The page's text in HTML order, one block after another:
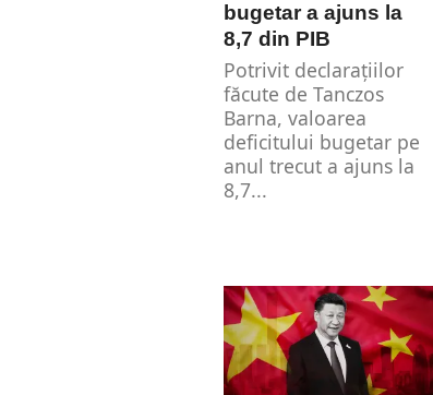
bugetar a ajuns la
8,7 din PIB
Potrivit declarațiilor
făcute de Tanczos
Barna, valoarea
deficitului bugetar pe
anul trecut a ajuns la
8,7...